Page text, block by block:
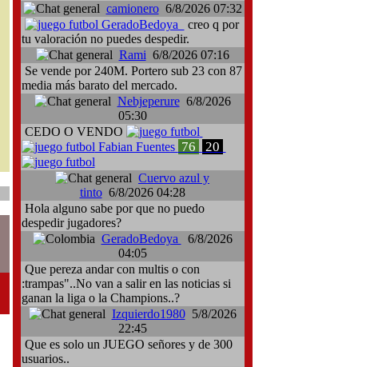
camionero6/8/2026 07:32
GeradoBedoya
creo q por
tu valoración no puedes despedir.
Rami 6/8/2026 07:16
Se vende por 240M. Portero sub 23 con 87
media más barato del mercado.
Nebjeperure6/8/2026
05:30
CEDO O VENDO
Fabian Fuentes 76 20
Cuervo azul y
tinto6/8/2026 04:28
Hola alguno sabe por que no puedo
despedir jugadores?
GeradoBedoya
6/8/2026
04:05
Que pereza andar con multis o con
:trampas"..No van a salir en las noticias si
ganan la liga o la Champions..?
Izquierdo19805/8/2026
22:45
Que es solo un JUEGO señores y de 300
usuarios..